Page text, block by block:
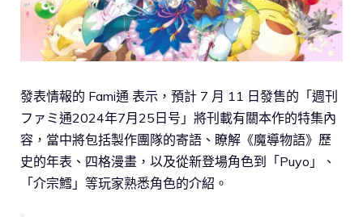
發表情報的 Fami通 表示，預計 7 月 11 日發售的「週刊
ファミ通2024年7月25日号」將刊載有關本作的特集內
容，當中將包括製作團隊的寄語、瞭解《魔導物語》歷
史的年表、四格漫畫，以及從新登場角色到「Puyo」、
「介宗鱈」等玩家熟悉角色的介紹。